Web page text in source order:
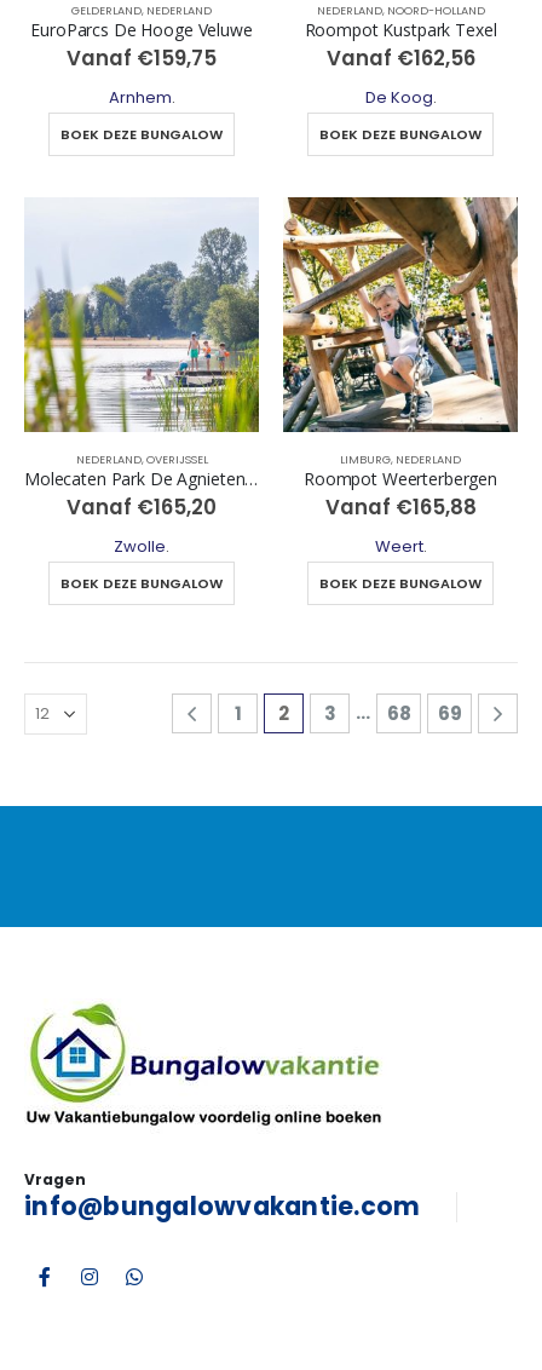
GELDERLAND, NEDERLAND
EuroParcs De Hooge Veluwe
Vanaf €159,75
Arnhem.
BOEK DEZE BUNGALOW
NEDERLAND, NOORD-HOLLAND
Roompot Kustpark Texel
Vanaf €162,56
De Koog.
BOEK DEZE BUNGALOW
NEDERLAND,OVERIJSSEL
Molecaten Park De Agnietenberg
Vanaf €165,20
Zwolle.
BOEK DEZE BUNGALOW
LIMBURG, NEDERLAND
Roompot Weerterbergen
Vanaf €165,88
Weert.
BOEK DEZE BUNGALOW
1 2 3 … 68 69
Vragen
info@bungalowvakantie.com